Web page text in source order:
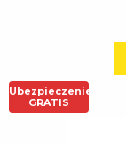
Ubezpieczenie
GRATIS